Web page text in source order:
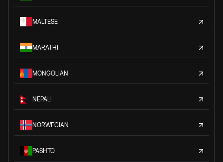
MALTESE
MARATHI
MONGOLIAN
NEPALI
NORWEGIAN
PASHTO